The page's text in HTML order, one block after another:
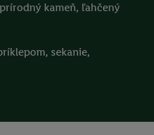
kameň, ľahčený
sekanie,